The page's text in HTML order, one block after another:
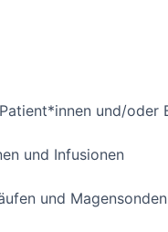
und/oder
und Infusionen
und Magensonden